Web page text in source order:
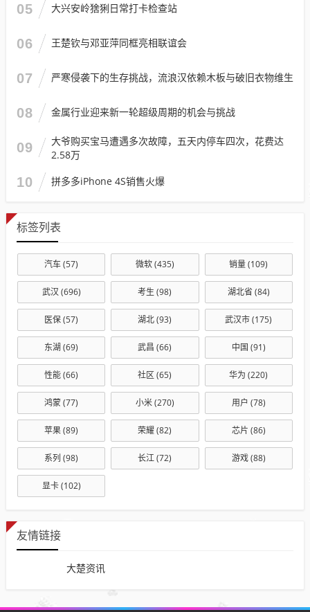
05 大兴安岭猞猁日常打卡检查站
06 王楚钦与邓亚萍同框亮相联谊会
07 严寒侵袭下的生存挑战，流浪汉依赖木板与破旧衣物维生
08 金属行业迎来新一轮超级周期的机会与挑战
09
大爷购买宝马遭遇多次故障，五天内停车四次，花费达
2.58万
10 拼多多iPhone 4S销售火爆
标签列表
汽车(57) 微软(435) 销量(109)
武汉 (696) 考生 (98) 湖北省 (84)
医保(57) 湖北(93) 武汉市(175)
东湖 (69) 武昌 (66) 中国 (91)
性能(66) 社区 (65) 华为 (220)
鸿蒙(77) 小米(270) 用户 (78)
苹果(89) 荣耀(82) 芯片 (86)
系列 (98) 长江(72) 游戏(88)
显卡(102)
友情链接
大楚资讯